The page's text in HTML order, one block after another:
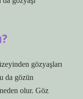
gözyaşları
da gözün
olur. Göz